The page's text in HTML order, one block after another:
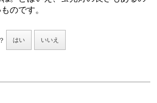
のです。
はい いいえ